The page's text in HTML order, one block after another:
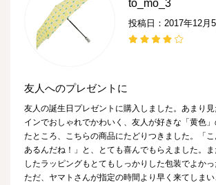
to_mo_3
投稿日：2017年12月5
友人へのプレゼントに
友人の誕生日プレゼントに購入しました。あまり
インでおしゃれでかわいく、友人が好きな「黄色
たところ、こちらの商品にたどりつきました。「
あるんだね！」と、とても喜んでもらえました。
したラッピングもとてもしっかりした包装でよかっ
ただ、ヤマトさんが指定の時間より早く来てしま